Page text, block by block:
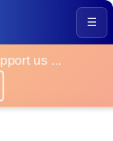
☰
us ...